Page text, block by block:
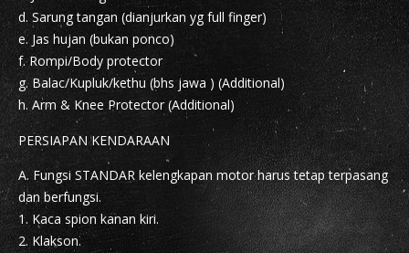
d. Sarung tangan (dianjurkan yg full finger)
e. Jas hujan (bukan ponco)
f. Rompi/Body protector
g. Balac/Kupluk/kethu (bhs jawa ) (Additional)
h. Arm & Knee Protector (Additional)
PERSIAPAN KENDARAAN
A. Fungsi STANDAR kelengkapan motor harus tetap terpasang
dan berfungsi.
1. Kaca spion kanan kiri.
2. Klakson.